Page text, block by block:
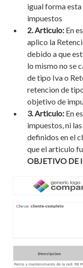
igual forma
impuestos
2. Articulo: En
aplico la
debido a que
lo mismo no se
de tipo Iva o
retencion de
objetivo de
3. Articulo: En
impuestos, ni
definidos en el
que el articulo
OBJETIVO DE